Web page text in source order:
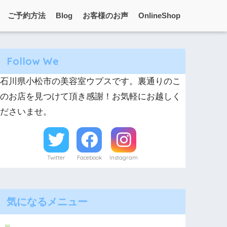
ご予約方法 Blog お客様のお声 OnlineShop
Follow We
石川県小松市の美容室ウプスです。裏通りのこ
のお店を見つけて頂き感謝！お気軽にお越しく
ださいませ。
Twitter Facebook Instagram
気になるメニュー